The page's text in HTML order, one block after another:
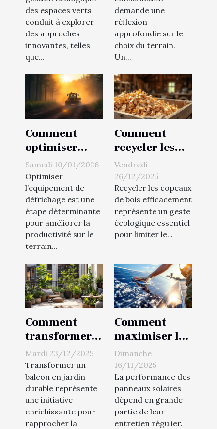
écologique
des espaces verts
conduit à explorer
des approches
innovantes, telles
que...
construction
?
demande une
réflexion
approfondie sur le
choix du terrain.
Un...
Comment
optimiser
votre
équipement
de défrichage
pour accroître
la
productivité?
Samedi 10/01/2026
Optimiser
l’équipement de
défrichage est une
étape déterminante
pour améliorer la
productivité sur le
terrain...
Comment
recycler les
copeaux de
bois
efficacement
?
Vendredi
26/12/2025
Recycler les copeaux
de bois efficacement
représente un geste
écologique essentiel
pour limiter le...
Comment
transformer
votre balcon
en jardin
durable ?
Mardi 23/12/2025
Transformer un
balcon en jardin
durable représente
une initiative
enrichissante pour
rapprocher la
Comment
maximiser la
durée de vie
de vos
panneaux
solaires grâce
à un entretien
régulier ?
Dimanche
16/11/2025
La performance des
panneaux solaires
dépend en grande
partie de leur
entretien régulier.